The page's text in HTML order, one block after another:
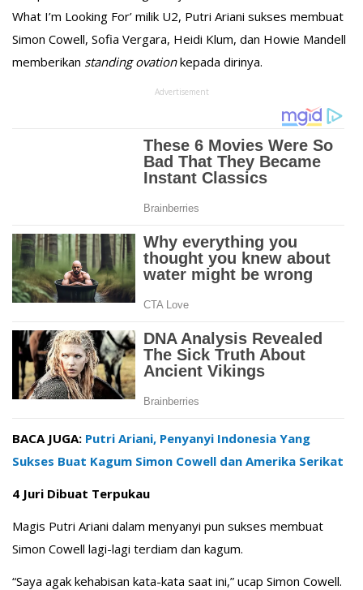
What I’m Looking For’ milik U2, Putri Ariani sukses membuat
Simon Cowell, Sofia Vergara, Heidi Klum, dan Howie Mandell
memberikan standing ovationkepada dirinya.
Advertisement
BACA JUGA: Putri Ariani, Penyanyi Indonesia Yang
Sukses Buat Kagum Simon Cowell dan Amerika Serikat
4 Juri Dibuat Terpukau
Magis Putri Ariani dalam menyanyi pun sukses membuat
Simon Cowell lagi-lagi terdiam dan kagum.
“Saya agak kehabisan kata-kata saat ini,” ucap Simon Cowell.